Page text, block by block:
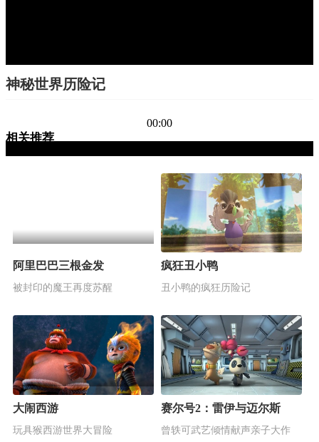
00:00
神秘世界历险记
相关推荐
阿里巴巴三根金发
被封印的魔王再度苏醒
疯狂丑小鸭
丑小鸭的疯狂历险记
大闹西游
玩具猴西游世界大冒险
赛尔号2：雷伊与迈尔斯
曾轶可武艺倾情献声亲子大作